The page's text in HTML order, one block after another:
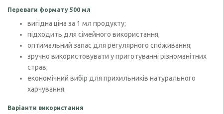
Переваги формату 500 мл
вигідна ціна за 1 мл продукту;
підходить для сімейного використання;
оптимальний запас для регулярного споживання;
зручно використовувати у приготуванні різноманітних
страв;
економічний вибір для прихильників натурального
харчування.
Варіанти використання